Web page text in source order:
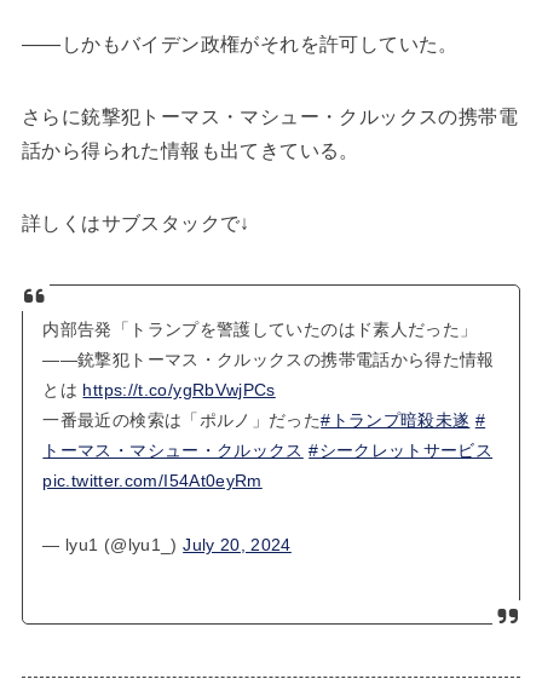
――しかもバイデン政権がそれを許可していた。
さらに銃撃犯トーマス・マシュー・クルックスの携帯電
話から得られた情報も出てきている。
詳しくはサブスタックで↓
内部告発「トランプを警護していたのはド素人だった」
――銃撃犯トーマス・クルックスの携帯電話から得た情報
とは https://t.co/ygRbVwjPCs
一番最近の検索は「ポルノ」だった#トランプ暗殺未遂 #
トーマス・マシュー・クルックス #シークレットサービス
pic.twitter.com/I54At0eyRm
— lyu1 (@lyu1_)July 20, 2024